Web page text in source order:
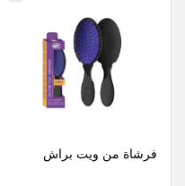
فرشاة من ويت براش